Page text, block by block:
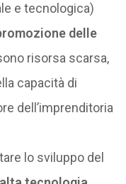
e tecnologica)
delle
risorsa scarsa,
capacità di
dell’imprenditoria
lo sviluppo del